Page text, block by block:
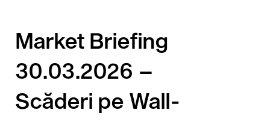
Market Briefing
30.03.2026 –
Scăderi pe Wall-